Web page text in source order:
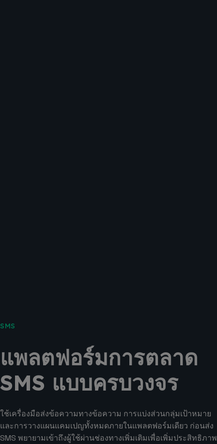
SMS
แพลตฟอร์มการตลาด
SMS แบบครบวงจร
ใช้เครื่องมือส่งข้อความทางข้อความ การแบ่งส่วนกลุ่มเป้าหมาย
และการวางแผนแคมเปญทั้งหมดภายในแพลตฟอร์มเดียว ก่อนส่ง
SMS พยายามเข้าถึงผู้ใช้ผ่านช่องทางเพิ่มเติมเพื่อเพิ่มประสิทธิภาพ